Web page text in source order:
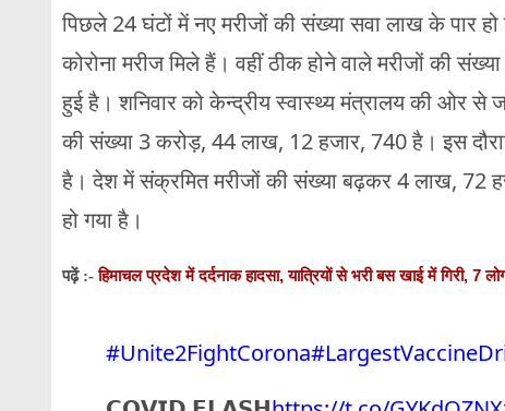
पिछले 24 घंटों में नए मरीजों की संख्या सवा लाख के पार
कोरोना मरीज मिले हैं। वहीं ठीक होने वाले मरीजों की
हुई है। शनिवार को केन्द्रीय स्वास्थ्य मंत्रालय की ओर से
की संख्या 3 करोड़, 44 लाख, 12 हजार, 740 है। इस
है। देश में संक्रमित मरीजों की संख्या बढ़कर 4 लाख, 72
हो गया है।
पढ़ें :-हिमाचल प्रदेश में दर्दनाक हादसा, यात्रियों से भरी बस खाई में गिरी, 7
#Unite2FightCorona